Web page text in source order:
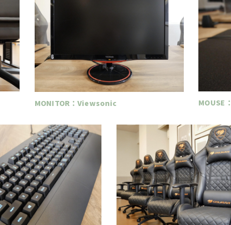
MONITOR：Viewsonic MOUSE